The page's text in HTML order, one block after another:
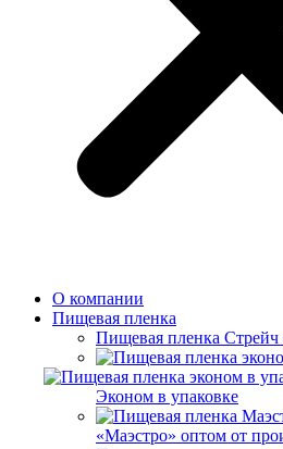
О компании
Пищевая пленка
Пищевая пленка
Эконом в упаковке
«Маэстро» оптом от